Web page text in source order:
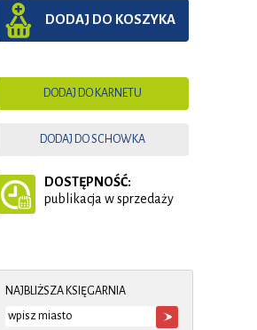
DODAJ DO KOSZYKA
DODAJ DO KARNETU
DODAJ DO SCHOWKA
DOSTĘPNOŚĆ:
publikacja w sprzedaży
NAJBLIŻSZA KSIĘGARNIA